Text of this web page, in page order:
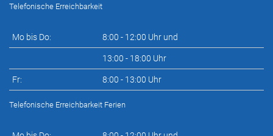
Telefonische Erreichbarkeit
Mo bis Do: 8:00 - 12:00 Uhr und
13:00 - 18:00 Uhr
Fr: 8:00 - 13:00 Uhr
Telefonische Erreichbarkeit Ferien